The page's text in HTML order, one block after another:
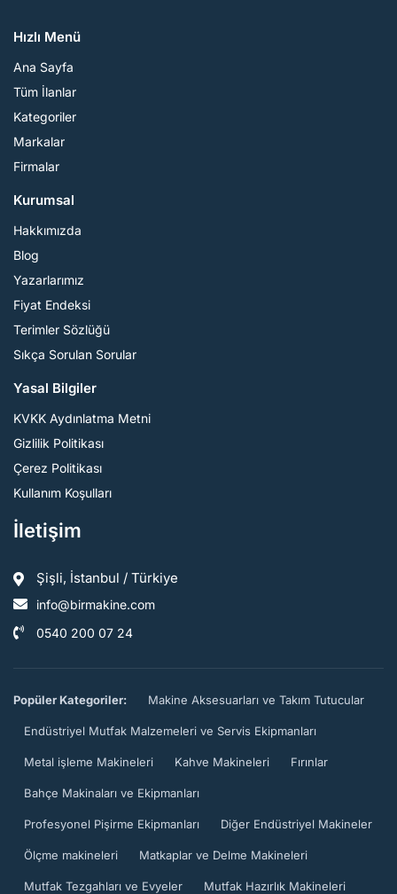
Hızlı Menü
Ana Sayfa
Tüm İlanlar
Kategoriler
Markalar
Firmalar
Kurumsal
Hakkımızda
Blog
Yazarlarımız
Fiyat Endeksi
Terimler Sözlüğü
Sıkça Sorulan Sorular
Yasal Bilgiler
KVKK Aydınlatma Metni
Gizlilik Politikası
Çerez Politikası
Kullanım Koşulları
İletişim
Şişli, İstanbul / Türkiye
info@birmakine.com
0540 200 07 24
Popüler Kategoriler: Makine Aksesuarları ve Takım Tutucular
Endüstriyel Mutfak Malzemeleri ve Servis Ekipmanları
Metal işleme Makineleri Kahve Makineleri Fırınlar
Bahçe Makinaları ve Ekipmanları
Profesyonel Pişirme Ekipmanları Diğer Endüstriyel Makineler
Ölçme makineleri Matkaplar ve Delme Makineleri
Mutfak Tezgahları ve Evyeler Mutfak Hazırlık Makineleri